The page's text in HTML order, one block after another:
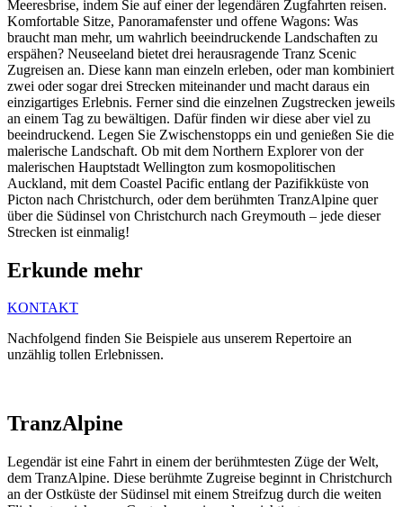
Meeresbrise, indem Sie auf einer der legendären Zugfahrten reisen.
Komfortable Sitze, Panoramafenster und offene Wagons: Was
braucht man mehr, um wahrlich beeindruckende Landschaften zu
erspähen? Neuseeland bietet drei herausragende Tranz Scenic
Zugreisen an. Diese kann man einzeln erleben, oder man kombiniert
zwei oder sogar drei Strecken miteinander und macht daraus ein
einzigartiges Erlebnis. Ferner sind die einzelnen Zugstrecken jeweils
an einem Tag zu bewältigen. Dafür finden wir diese aber viel zu
beeindruckend. Legen Sie Zwischenstopps ein und genießen Sie die
malerische Landschaft. Ob mit dem Northern Explorer von der
malerischen Hauptstadt Wellington zum kosmopolitischen
Auckland, mit dem Coastel Pacific entlang der Pazifikküste von
Picton nach Christchurch, oder dem berühmten TranzAlpine quer
über die Südinsel von Christchurch nach Greymouth – jede dieser
Strecken ist einmalig!
Erkunde mehr
KONTAKT
Nachfolgend finden Sie Beispiele aus unserem Repertoire an
unzählig tollen Erlebnissen.
TranzAlpine
Legendär ist eine Fahrt in einem der berühmtesten Züge der Welt,
dem TranzAlpine. Diese berühmte Zugreise beginnt in Christchurch
an der Ostküste der Südinsel mit einem Streifzug durch die weiten